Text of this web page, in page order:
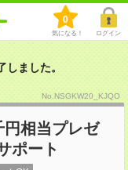
0
気になる！ ログイン
ました。
No.NSGKW20_KJQO
相当プレゼ
ポート